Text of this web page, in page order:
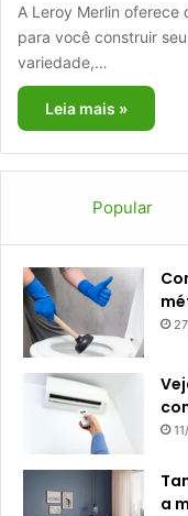
A Leroy Merlin oferece
para você construir
variedade,…
Leia mais »
Popular
a